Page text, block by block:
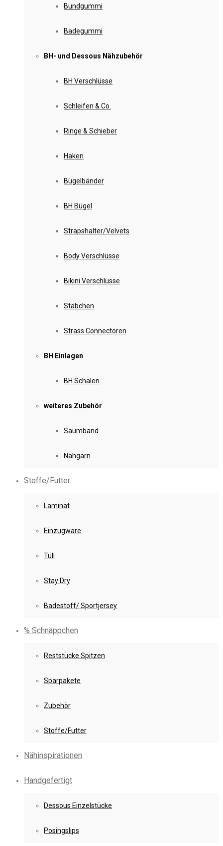
Bundgummi
Badegummi
BH- und Dessous Nähzubehör
BH Verschlüsse
Schleifen & Co.
Ringe & Schieber
Haken
Bügelbänder
BH Bügel
Strapshalter/Velvets
Body Verschlüsse
Bikini Verschlüsse
Stäbchen
Strass Connectoren
BH Einlagen
BH Schalen
weiteres Zubehör
Saumband
Nähgarn
Stoffe/Futter
Laminat
Einzugware
Tüll
Stay Dry
Badestoff/ Sportjersey
% Schnäppchen
Reststücke Spitzen
Sparpakete
Zubehör
Stoffe/Futter
Nähinspirationen
Handgefertigt
Dessous Einzelstücke
Posingslips